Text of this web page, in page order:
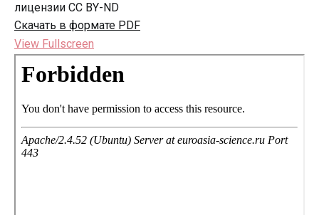
лицензии CC BY-ND
Скачать в формате PDF
View Fullscreen
Перейти
содержимому